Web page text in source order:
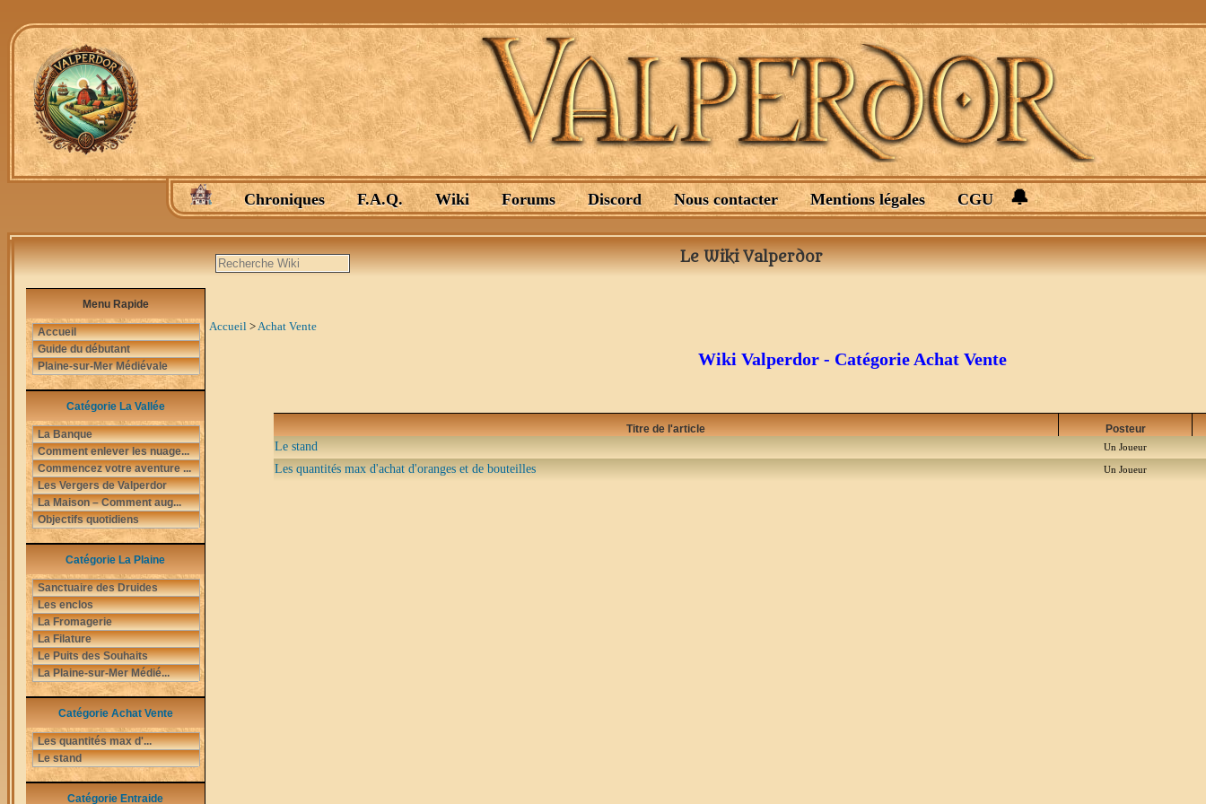
Chroniques F.A.Q. Wiki Forums Discord Nous contacter Mentions légales CGU 🔔
Le Wiki Valperdor
Menu Rapide
Accueil
Guide du débutant
Plaine-sur-Mer Médiévale
Catégorie La Vallée
La Banque
Comment enlever les nuage...
Commencez votre aventure ...
Les Vergers de Valperdor
La Maison – Comment aug...
Objectifs quotidiens
Catégorie La Plaine
Sanctuaire des Druides
Les enclos
La Fromagerie
La Filature
Le Puits des Souhaits
La Plaine-sur-Mer Médié...
Catégorie Achat Vente
Les quantités max d'...
Le stand
Catégorie Entraide
Accueil >Achat Vente
Wiki Valperdor - Catégorie Achat Vente
Titre de l'article Posteur
Le stand Un Joueur
Les quantités max d'achat d'oranges et de bouteilles Un Joueur